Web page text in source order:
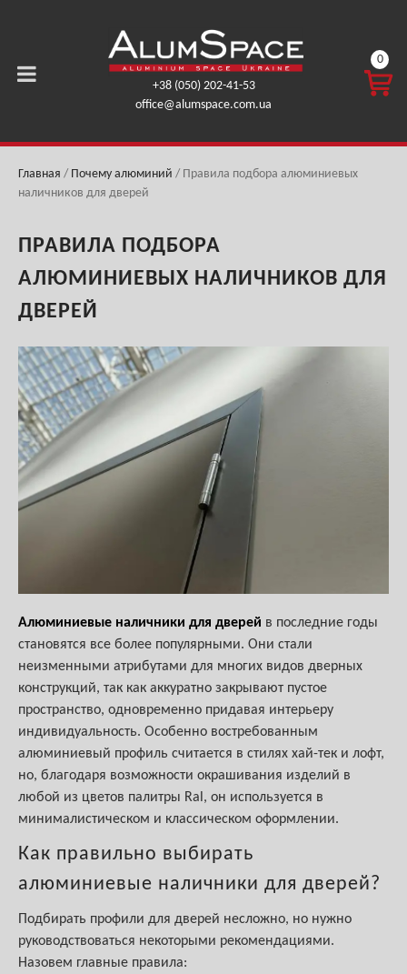
+38 (050) 202-41-53
office@alumspace.com.ua
КОРЗ
ГРН.
0
Главная / Почему алюминий / Правила подбора алюминиевых
наличников для дверей
ПРАВИЛА ПОДБОРА
АЛЮМИНИЕВЫХ НАЛИЧНИКОВ ДЛЯ
ДВЕРЕЙ
Алюминиевые наличники для дверей в последние годы
становятся все более популярными. Они стали
неизменными атрибутами для многих видов дверных
конструкций, так как аккуратно закрывают пустое
пространство, одновременно придавая интерьеру
индивидуальность. Особенно востребованным
алюминиевый профиль считается в стилях хай-тек и лофт,
но, благодаря возможности окрашивания изделий в
любой из цветов палитры Ral, он используется в
минималистическом и классическом оформлении.
Как правильно выбирать
алюминиевые наличники для дверей?
Подбирать профили для дверей несложно, но нужно
руководствоваться некоторыми рекомендациями.
Назовем главные правила: